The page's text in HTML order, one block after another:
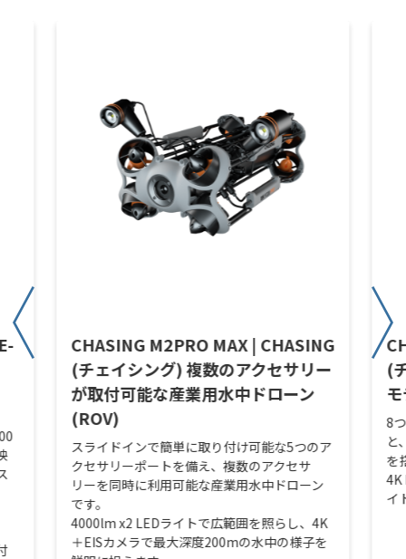
CHASING M2PRO MAX | CHASING
(チェイシング) 複数のアクセサリー
が取付可能な産業用水中ドローン
(ROV)
スライドインで簡単に取り付け可能な5つのア
クセサリーポートを備え、複数のアクセサ
リーを同時に利用可能な産業用水中ドローン
です。
4000lm x2 LEDライトで広範囲を照らし、4K
＋EISカメラで最大深度200mの水中の様子を
(
8
と
を
4K
イ